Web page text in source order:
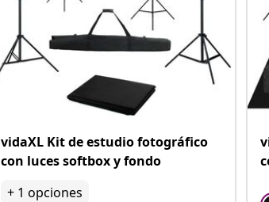
vidaXL Kit de estudio fotográfico
con luces softbox y fondo
+ 1 opciones